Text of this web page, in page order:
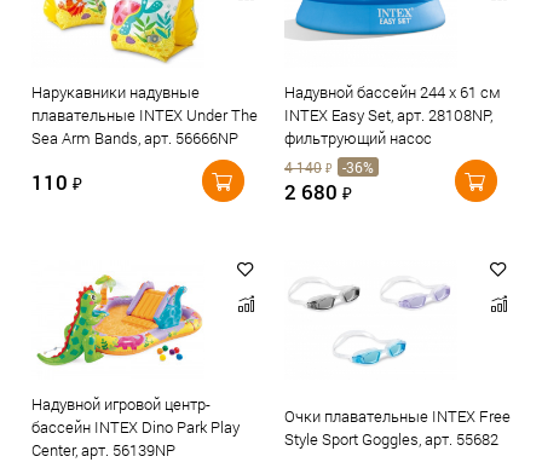
Нарукавники надувные
плавательные INTEX Under The
Sea Arm Bands, арт. 56666NP
110 ₽
Надувной бассейн 244 х 61 см
INTEX Easy Set, арт. 28108NP,
фильтрующий насос
4 140 ₽ -36%
2 680 ₽
Надувной игровой центр-
бассейн INTEX Dino Park Play
Center, арт. 56139NP
Очки плавательные INTEX Free
Style Sport Goggles, арт. 55682